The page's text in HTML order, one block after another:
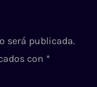
será publicada.
con *